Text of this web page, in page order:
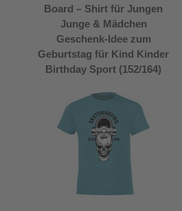
Board – Shirt für Jungen
Junge & Mädchen
Geschenk-Idee zum
Geburtstag für Kind Kinder
Birthday Sport (152/164)